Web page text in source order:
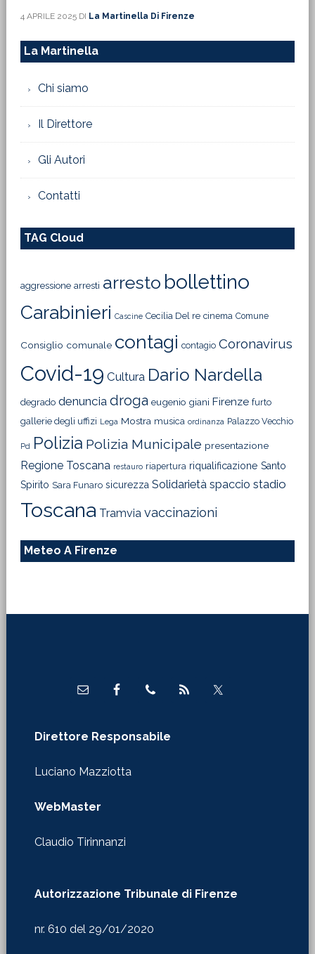
4 APRILE 2025DI La Martinella Di Firenze
La Martinella
Chi siamo
Il Direttore
Gli Autori
Contatti
TAG Cloud
aggressione arresti arresto bollettino
Carabinieri Cascine Cecilia Del re cinema Comune
Consiglio comunale contagi contagio Coronavirus
Covid-19 Cultura Dario Nardella
degrado denuncia droga eugenio giani Firenze furto
gallerie degli uffizi Lega Mostra musica ordinanza Palazzo Vecchio
Pd Polizia Polizia Municipale presentazione
Regione Toscana restauro riapertura riqualificazione Santo
Spirito Sara Funaro sicurezza Solidarietà spaccio stadio
Toscana Tramvia vaccinazioni
Meteo A Firenze
Direttore Responsabile
Luciano Mazziotta
WebMaster
Claudio Tirinnanzi
Autorizzazione Tribunale di Firenze
nr. 610 del 29/01/2020